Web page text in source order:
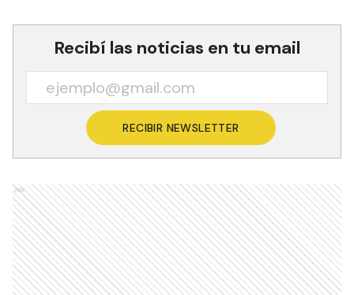
Recibí las noticias en tu email
RECIBIR NEWSLETTER
Ads